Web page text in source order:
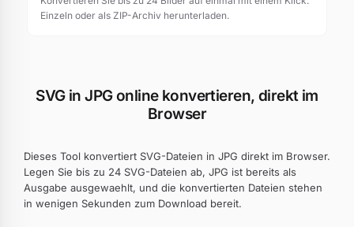
Einzeln oder als ZIP-Archiv herunterladen.
SVG in JPG online konvertieren, direkt im
Browser
Dieses Tool konvertiert SVG-Dateien in JPG direkt im Browser.
Legen Sie bis zu 24 SVG-Dateien ab, JPG ist bereits als
Ausgabe ausgewaehlt, und die konvertierten Dateien stehen
in wenigen Sekunden zum Download bereit.